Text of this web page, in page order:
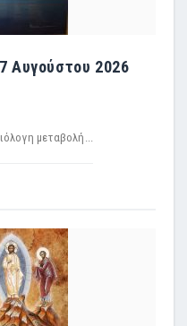
Αυγούστου 2026
μεταβολή...